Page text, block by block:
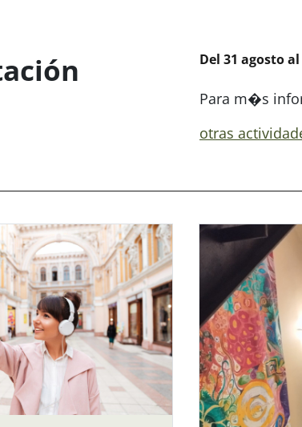
Del 31 agosto
Para m�s
otras